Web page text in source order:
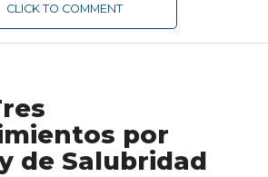
CLICK TO COMMENT
por
de Salubridad